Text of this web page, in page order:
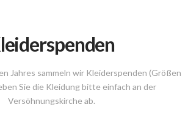
Jahres sammeln wir Kleiderspenden (Größen
Sie die Kleidung bitte einfach an der
Versöhnungskirche ab.